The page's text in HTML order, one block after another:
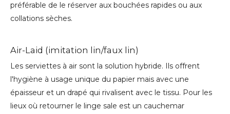
préférable de le réserver aux bouchées rapides ou aux
collations sèches.
Air-Laid (imitation lin/faux lin)
Les serviettes à air sont la solution hybride. Ils offrent
l'hygiène à usage unique du papier mais avec une
épaisseur et un drapé qui rivalisent avec le tissu. Pour les
lieux où retourner le linge sale est un cauchemar